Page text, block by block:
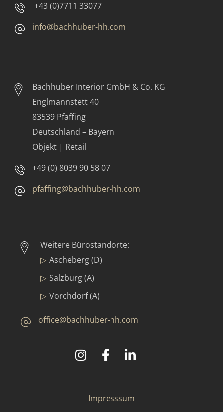
+43 (0)7711 33077
info@bachhuber-hh.com
Bachhuber Interior GmbH & Co. KG
Englmannstett 40
83539 Pfaffing
Deutschland – Bayern
Objekt | Retail
+49 (0) 8039 90 58 07
pfaffing@bachhuber-hh.com
Weitere Bürostandorte:
Ascheberg (D)
Salzburg (A)
Vorchdorf (A)
office@bachhuber-hh.com
Bachhuber Contract GmbH & Co. KG
Impresssum